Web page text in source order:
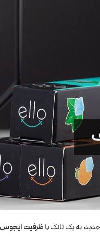
به یک تانک باظرفیت ایجوس